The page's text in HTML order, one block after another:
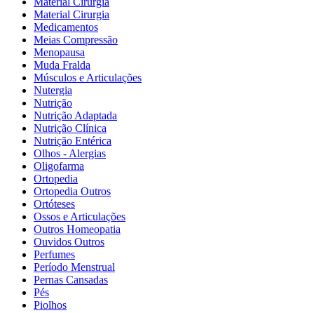
Material Cirurgia
Medicamentos
Meias Compressão
Menopausa
Muda Fralda
Músculos e Articulações
Nutergia
Nutrição
Nutrição Adaptada
Nutrição Clínica
Nutrição Entérica
Olhos - Alergias
Oligofarma
Ortopedia
Ortopedia Outros
Ortóteses
Ossos e Articulações
Outros Homeopatia
Ouvidos Outros
Perfumes
Período Menstrual
Pernas Cansadas
Pés
Piolhos